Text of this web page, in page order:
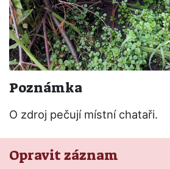
Poznámka
O zdroj pečují místní chataři.
Opravit záznam